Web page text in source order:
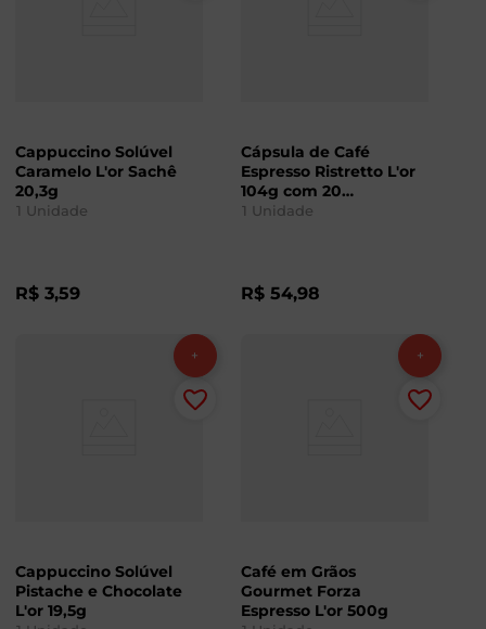
Cappuccino Solúvel
Caramelo L'or Sachê
20,3g
1 Unidade
R$ 3,59
Cápsula de Café
Espresso Ristretto L'or
104g com 20
Unidades
1 Unidade
R$ 54,98
Cappuccino Solúvel
Pistache e Chocolate
L'or 19,5g
Café em Grãos
Gourmet Forza
Espresso L'or 500g